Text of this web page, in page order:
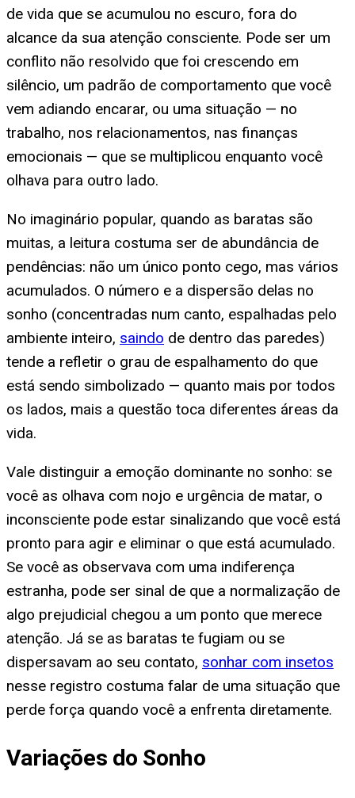
de vida que se acumulou no escuro, fora do
alcance da sua atenção consciente. Pode ser um
conflito não resolvido que foi crescendo em
silêncio, um padrão de comportamento que você
vem adiando encarar, ou uma situação — no
trabalho, nos relacionamentos, nas finanças
emocionais — que se multiplicou enquanto você
olhava para outro lado.
No imaginário popular, quando as baratas são
muitas, a leitura costuma ser de abundância de
pendências: não um único ponto cego, mas vários
acumulados. O número e a dispersão delas no
sonho (concentradas num canto, espalhadas pelo
ambiente inteiro, saindo de dentro das paredes)
tende a refletir o grau de espalhamento do que
está sendo simbolizado — quanto mais por todos
os lados, mais a questão toca diferentes áreas da
vida.
Vale distinguir a emoção dominante no sonho: se
você as olhava com nojo e urgência de matar, o
inconsciente pode estar sinalizando que você está
pronto para agir e eliminar o que está acumulado.
Se você as observava com uma indiferença
estranha, pode ser sinal de que a normalização de
algo prejudicial chegou a um ponto que merece
atenção. Já se as baratas te fugiam ou se
dispersavam ao seu contato, sonhar com insetos
nesse registro costuma falar de uma situação que
perde força quando você a enfrenta diretamente.
Variações do Sonho